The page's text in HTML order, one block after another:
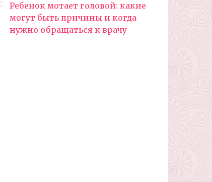
Ребенок мотает головой: какие
могут быть причины и когда
нужно обращаться к врачу